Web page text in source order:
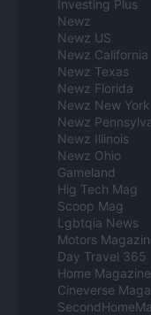
Investing Plus
Newz
Newz US
Newz California
Newz Texas
Newz Florida
Newz New York
Newz
Newz Illinois
Newz Ohio
Gameland
Hig Tech Mag
Scoop Mag
Lgbtqia News
Motors
Day Travel 365
Home
Cineverse